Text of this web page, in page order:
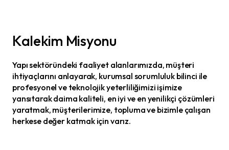
Kalekim Misyonu
Yapı sektöründeki faaliyet alanlarımızda, müşteri
ihtiyaçlarını anlayarak, kurumsal sorumluluk bilinci ile
profesyonel ve teknolojik yeterliliğimizi işimize
yansıtarak daima kaliteli, en iyi ve en yenilikçi çözümleri
yaratmak, müşterilerimize, topluma ve bizimle çalışan
herkese değer katmak için varız.